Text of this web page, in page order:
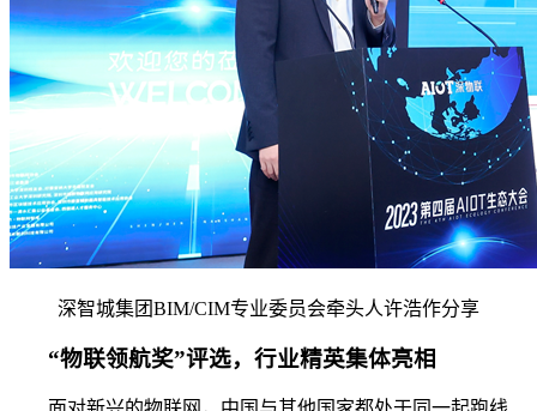
深智城集团BIM/CIM专业委员会牵头人许浩作分享
“物联领航奖”评选，行业精英集体亮相